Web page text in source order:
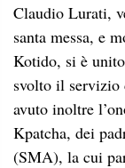
Claudio Lurati,
santa messa, e
Kotido, si è
svolto il servizio
avuto inoltre
Kpatcha, dei
(SMA), la cui